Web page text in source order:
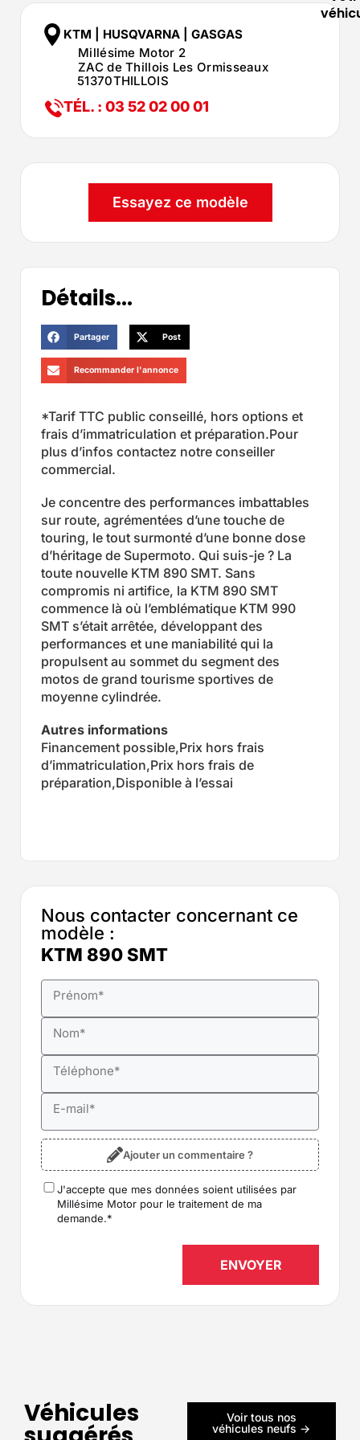
KTM | HUSQVARNA | GASGAS
Millésime Motor 2
ZAC de Thillois Les Ormisseaux
51370THILLOIS
TÉL. : 03 52 02 00 01
Essayez ce modèle
Détails...
Partager Post
Recommander l'annonce
*Tarif TTC public conseillé, hors options et
frais d’immatriculation et préparation.Pour
plus d’infos contactez notre conseiller
commercial.
Je concentre des performances imbattables
sur route, agrémentées d’une touche de
touring, le tout surmonté d’une bonne dose
d’héritage de Supermoto. Qui suis-je ? La
toute nouvelle KTM 890 SMT. Sans
compromis ni artifice, la KTM 890 SMT
commence là où l’emblématique KTM 990
SMT s’était arrêtée, développant des
performances et une maniabilité qui la
propulsent au sommet du segment des
motos de grand tourisme sportives de
moyenne cylindrée.
Autres informations
Financement possible,Prix hors frais
d’immatriculation,Prix hors frais de
préparation,Disponible à l’essai
Nous contacter concernant ce
modèle :
KTM 890 SMT
Prénom*
Nom*
Téléphone*
E-mail*
Ajouter un commentaire ?
RGPD*
J'accepte que mes données soient utilisées par
Millésime Motor pour le traitement de ma
demande.*
Véhicules
Voir tous nos
véhicules neufs ->